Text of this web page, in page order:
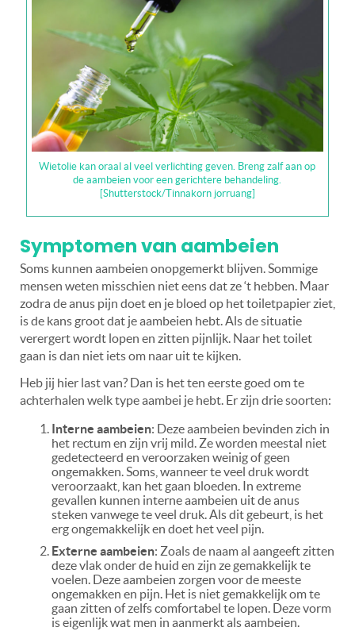
Wietolie kan oraal al veel verlichting geven. Breng zalf aan op
de aambeien voor een gerichtere behandeling.
[Shutterstock/Tinnakorn jorruang]
Symptomen van aambeien
Soms kunnen aambeien onopgemerkt blijven. Sommige
mensen weten misschien niet eens dat ze ‘t hebben. Maar
zodra de anus pijn doet en je bloed op het toiletpapier ziet,
is de kans groot dat je aambeien hebt. Als de situatie
verergert wordt lopen en zitten pijnlijk. Naar het toilet
gaan is dan niet iets om naar uit te kijken.
Heb jij hier last van? Dan is het ten eerste goed om te
achterhalen welk type aambei je hebt. Er zijn drie soorten:
Interne aambeien: Deze aambeien bevinden zich in
het rectum en zijn vrij mild. Ze worden meestal niet
gedetecteerd en veroorzaken weinig of geen
ongemakken. Soms, wanneer te veel druk wordt
veroorzaakt, kan het gaan bloeden. In extreme
gevallen kunnen interne aambeien uit de anus
steken vanwege te veel druk. Als dit gebeurt, is het
erg ongemakkelijk en doet het veel pijn.
Externe aambeien: Zoals de naam al aangeeft zitten
deze vlak onder de huid en zijn ze gemakkelijk te
voelen. Deze aambeien zorgen voor de meeste
ongemakken en pijn. Het is niet gemakkelijk om te
gaan zitten of zelfs comfortabel te lopen. Deze vorm
is eigenlijk wat men in aanmerkt als aambeien.